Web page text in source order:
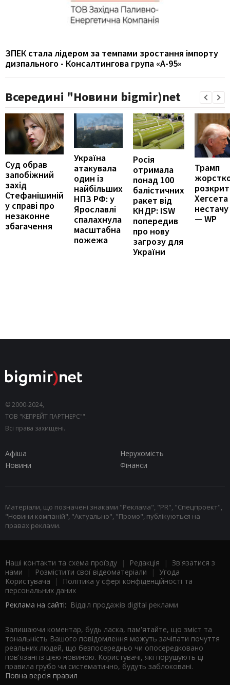
ЗПЕК стала лідером за темпами зростання імпорту
дизпального - Консалтингова група «А-95»
Всередині "Новини bigmir)net
Суд обрав
запобіжний
захід
Стефанішиній
у справі про
незаконне
збагачення
Україна
атакувала
один із
найбільших
НПЗ РФ: у
Ярославлі
спалахнула
масштабна
пожежа
Росія
отримала
понад 100
балістичних
ракет від
КНДР: ISW
попередив
про нову
загрозу для
України
Трамп
— WP
© 2000-2024,
ТОВ "КЕПРЕЙТ ПАРТНЕРС"".
Всі права захищені.
Афіша
Нерухомість
Новини
Фінанси
Матеріали, що позначені знаками "Реклама", "PR", "Спецпроект",
"Новини компаній", "Актуально", "Промо", публікуються на
правах реклами.
Наші контакти та схема проїзду | Редакція | Зв'язатися з
нами | Розмістити свої відеоматеріали | Угода
Користувача |
Політика у сфері конфіденційності та
персональних даних
Реклама на сайті: Відділ продажів digital реклами
Залишаючи коментар, будь ласка, пам'ятайте, що зміст та
тональність Вашого повідомлення можуть зачіпати почуття
реальних людей, що безпосередньо чи опосередковано
пов'язані із цією новиною. Користувачі, які порушують ці
правила грубо чи систематично, будуть заблоковані.
Повна версія правил